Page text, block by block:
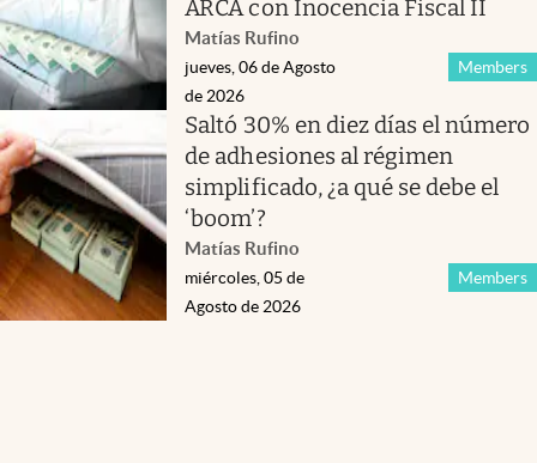
ARCA con Inocencia Fiscal II
Matías Rufino
Members
jueves, 06 de Agosto
de 2026
Saltó 30% en diez días el número
de adhesiones al régimen
simplificado, ¿a qué se debe el
‘boom’?
Matías Rufino
Members
miércoles, 05 de
Agosto de 2026